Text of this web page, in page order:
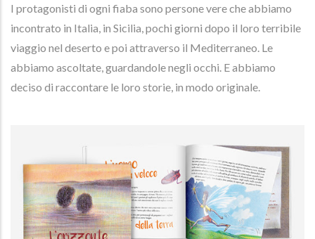
I protagonisti di ogni fiaba sono persone vere che abbiamo
incontrato in Italia, in Sicilia, pochi giorni dopo il loro terribile
viaggio nel deserto e poi attraverso il Mediterraneo. Le
abbiamo ascoltate, guardandole negli occhi. E abbiamo
deciso di raccontare le loro storie, in modo originale.